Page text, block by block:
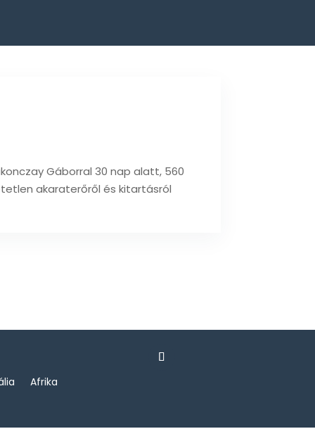
Gáborral 30 nap alatt, 560
akaraterőről és kitartásról
Afrika